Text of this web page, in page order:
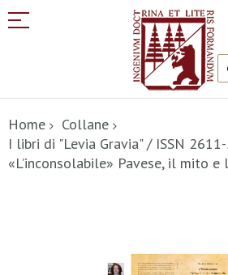
al
contenuto
Home
Collane
I libri di "Levia Gravia" / ISSN
«L’inconsolabile» Pavese, il mito e